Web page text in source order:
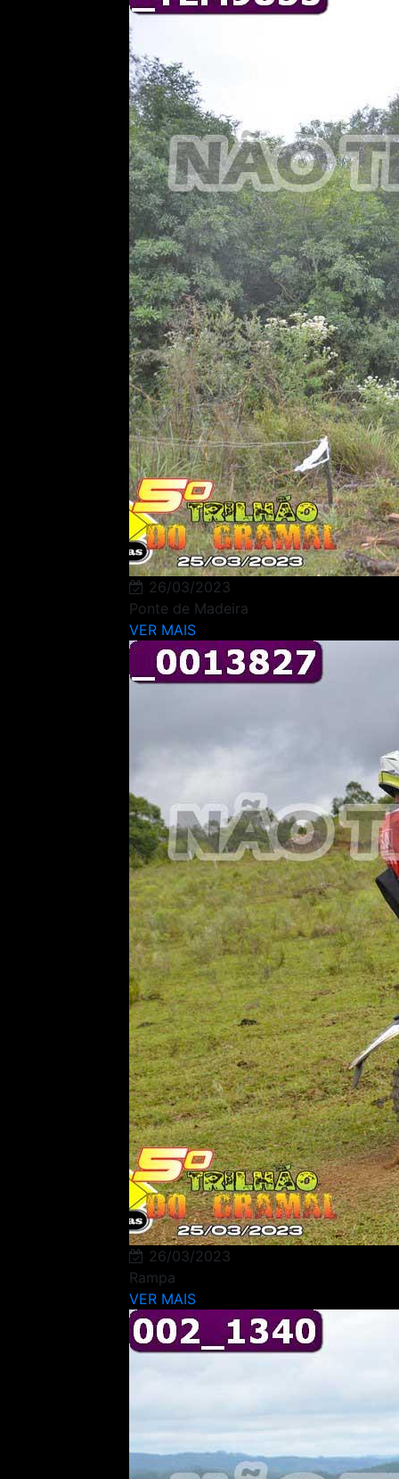
26/03/2023
Ponte de Madeira
VER MAIS
26/03/2023
Rampa
VER MAIS